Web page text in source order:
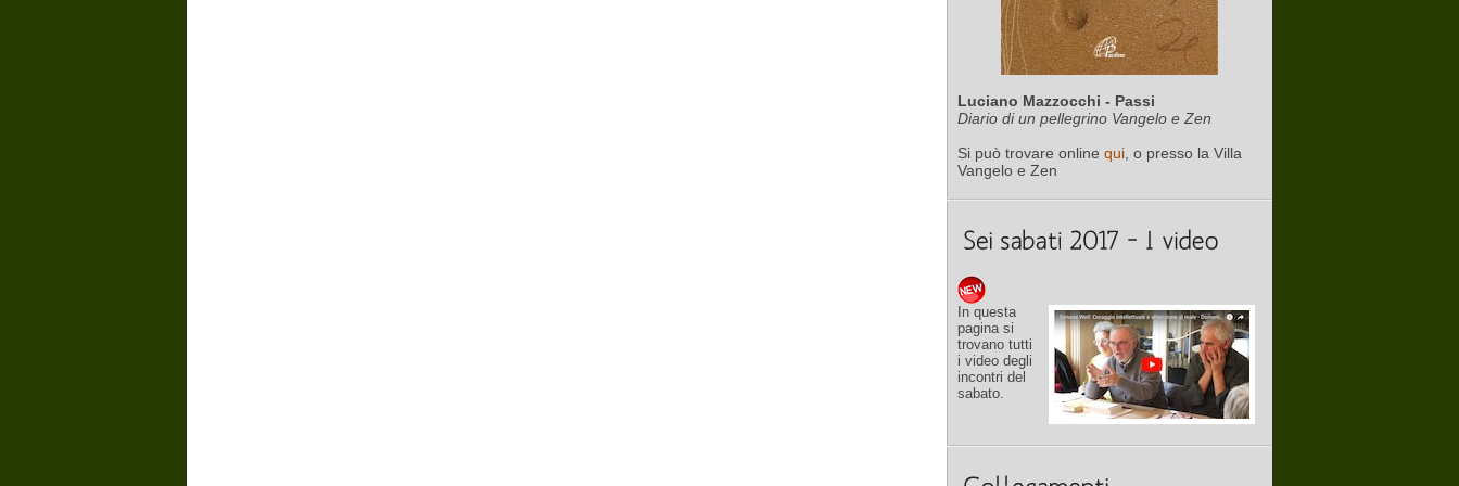
Luciano Mazzocchi - Passi
Diario di un pellegrino Vangelo e Zen
Si può trovare online qui , o presso la Villa
Vangelo e Zen
In questa
pagina si
trovano tutti
i video degli
incontri del
sabato.